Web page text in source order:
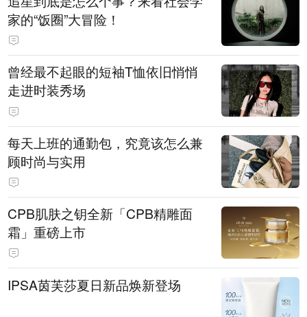
家的“饭圈”大冒险！
曾经最不起眼的短袖T恤依旧悄悄
走进时装秀场
每天上班的通勤包，究竟该怎么兼
顾时尚与实用
CPB肌肤之钥全新「CPB精雕面
霜」重磅上市
IPSA茵芙莎夏日新品焕新登场